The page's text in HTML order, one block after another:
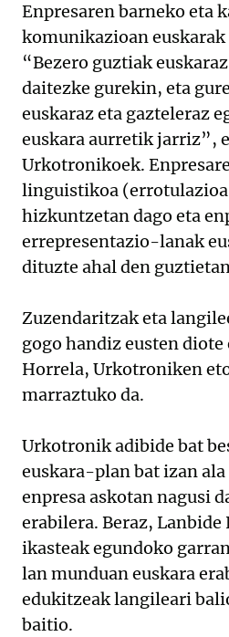
Enpresaren barneko eta
komunikazioan
“Bezero guztiak
daitezke gurekin, eta
euskaraz eta gazteleraz
euskara aurretik jarriz”,
Urkotronikoek.
linguistikoa
hizkuntzetan dago eta
errepresentazio-lanak
dituzte ahal den
Zuzendaritzak eta
gogo handiz eusten
Horrela, Urkotroniken
marraztuko da.
Urkotronik adibide bat
euskara-plan bat izan
enpresa askotan nagusi
erabilera. Beraz, Lanbide
ikasteak egundoko
lan munduan euskara
edukitzeak langileari
baitio.